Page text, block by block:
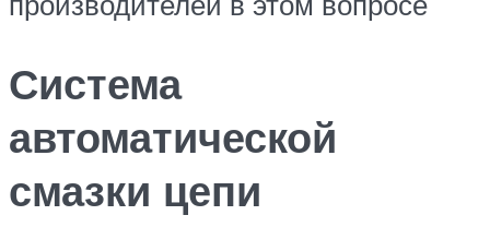
Система
автоматической
смазки цепи